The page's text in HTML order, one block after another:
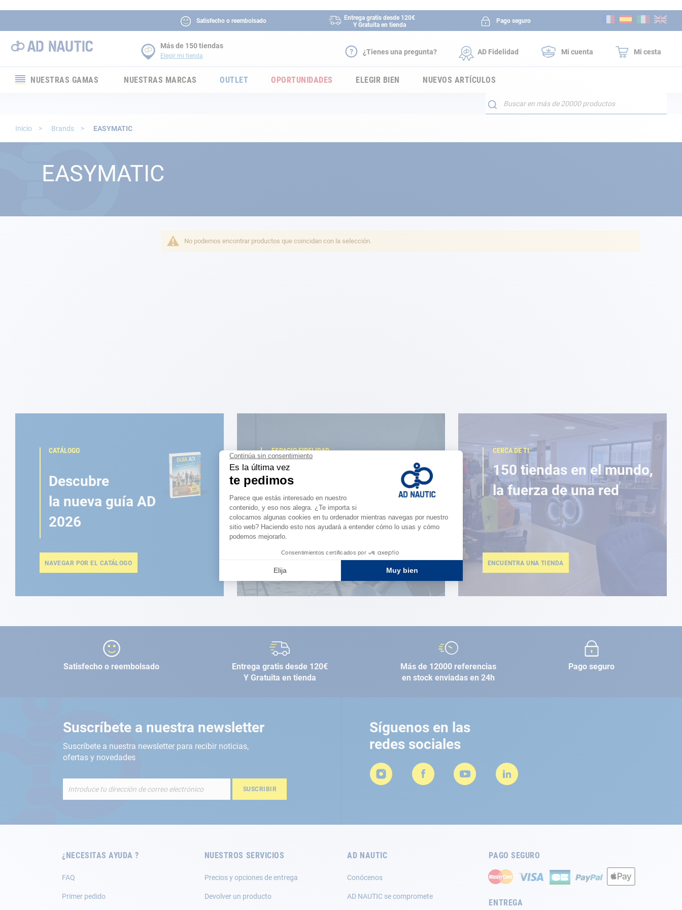
Satisfecho o reembolsado
Entrega gratis desde 120€
Y Gratuita en tienda
Pago seguro
Más de 150 tiendas
Elegir mi tienda ¿Tienes una pregunta? AD Fidelidad Mi cuenta Mi cesta
NUESTRAS GAMAS
Electricidad
NUESTRAS MARCAS OUTLET OPORTUNIDADES ELEGIR BIEN NUEVOS ARTÍCULOS
Buscar
Inicio Brands EASYMATIC
EASYMATIC
No podemos encontrar productos que coincidan con la selección.
CATÁLOGO
Descubre
la nueva guía AD
2026
NAVEGAR POR EL CATÁLOGO
ESPACIO FIDELIDAD
¿Eres apasionado?
Benefíciate de ventajas
exclusivas
CERCA DE TI
150 tiendas en el mundo,
la fuerza de una red
ENCUENTRA UNA TIENDA
Satisfecho o reembolsado
Entrega gratis desde 120€
Y Gratuita en tienda
Más de 12000 referencias
en stock enviadas en 24h
Pago seguro
Suscríbete a nuestra newsletter
Suscríbete a nuestra newsletter para recibir noticias,
ofertas y novedades
de
SUSCRIBIR
Síguenos en las
redes sociales
¿NECESITAS AYUDA ?
FAQ
Primer pedido
NUESTROS SERVICIOS
Precios y opciones de entrega
Devolver un producto
AD NAUTIC
Conócenos
AD NAUTIC se compromete
PAGO SEGURO
ENTREGA